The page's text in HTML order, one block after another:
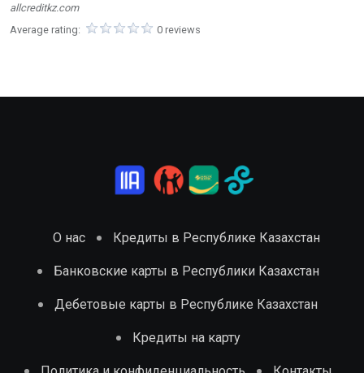
allcreditkz.com
Average rating:
0 reviews
О нас Кредиты в Республике Казахстан
Банковские карты в Республики Казахстан
Дебетовые карты в Республике Казахстан
Кредиты на карту